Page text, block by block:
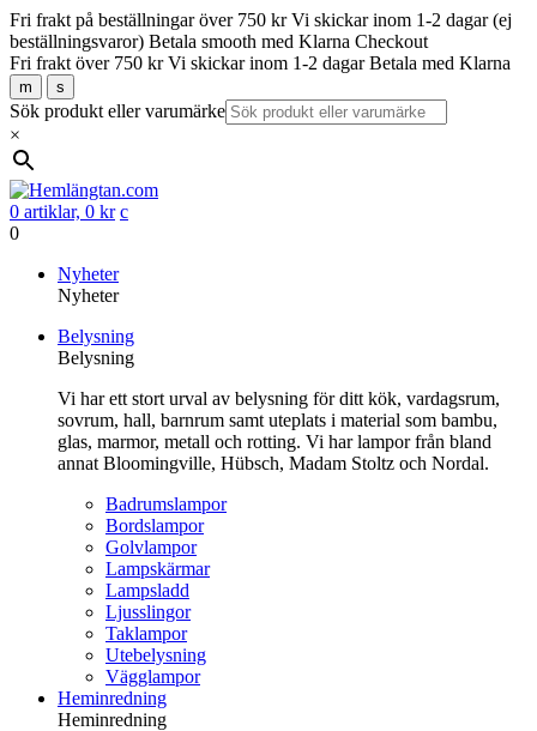
Fri frakt på beställningar över 750 kr Vi skickar inom 1-2 dagar (ej
beställningsvaror) Betala smooth med Klarna Checkout
Fri frakt över 750 kr Vi skickar inom 1-2 dagar Betala med Klarna
m s
Sök produkt eller varumärke
×
0 artiklar, 0 kr c
0
innehåll
Nyheter
Nyheter
Belysning
Belysning
Vi har ett stort urval av belysning för ditt kök, vardagsrum,
sovrum, hall, barnrum samt uteplats i material som bambu,
glas, marmor, metall och rotting. Vi har lampor från bland
annat Bloomingville, Hübsch, Madam Stoltz och Nordal.
Badrumslampor
Bordslampor
Golvlampor
Lampskärmar
Lampsladd
Ljusslingor
Taklampor
Utebelysning
Vägglampor
Heminredning
Heminredning